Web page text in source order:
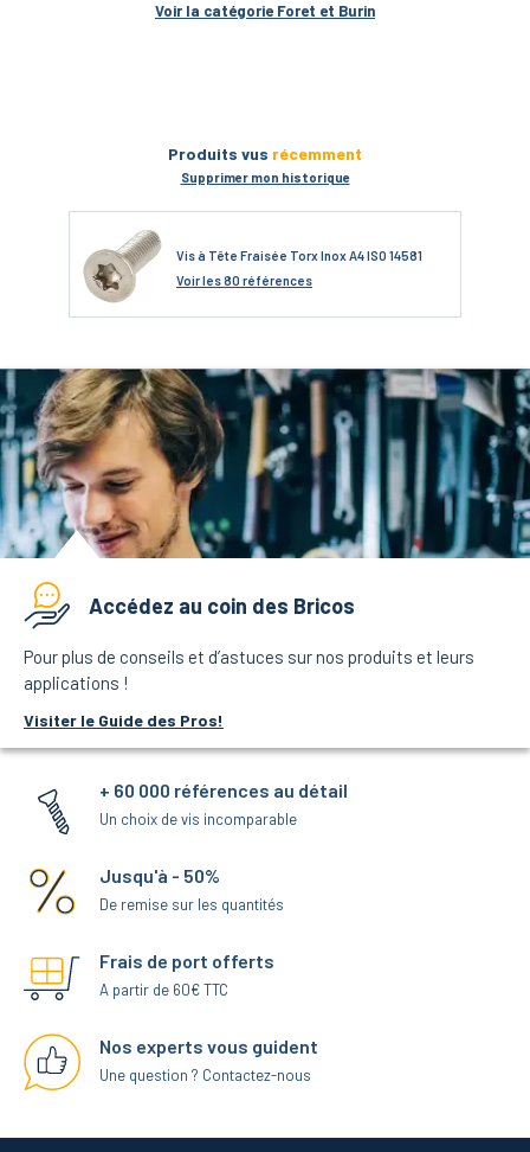
Voir la catégorie Foret et Burin
Produits vus récemment
Supprimer mon historique
Vis à Tête Fraisée Torx Inox A4 ISO 14581
Voirles 80 références
Accédez au coin des Bricos
Pour plus de conseils et d’astuces sur nos produits et leurs
applications !
Visiter le Guide des Pros!
+ 60 000 références au détail
Un choix de vis incomparable
Jusqu'à - 50%
De remise sur les quantités
Frais de port offerts
A partir de 60€ TTC
Nos experts vous guident
Une question ? Contactez-nous